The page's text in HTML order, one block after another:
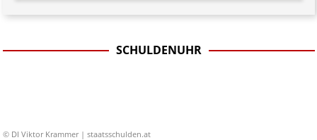
SCHULDENUHR
© DI Viktor Krammer | staatsschulden.at